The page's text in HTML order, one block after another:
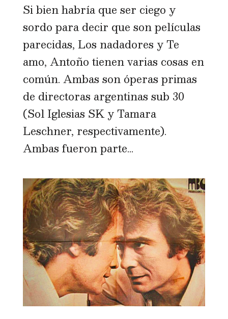
Si bien habría que ser ciego y
sordo para decir que son películas
parecidas, Los nadadores y Te
amo, Antoño tienen varias cosas en
común. Ambas son óperas primas
de directoras argentinas sub 30
(Sol Iglesias SK y Tamara
Leschner, respectivamente).
Ambas fueron parte...